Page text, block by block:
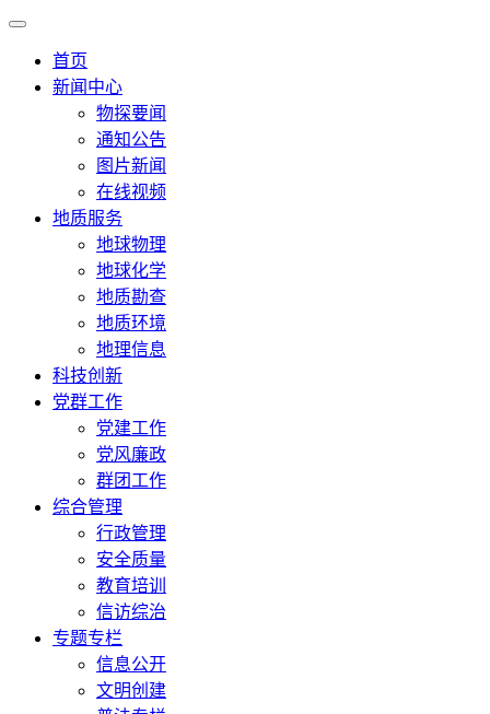
首页
新闻中心
物探要闻
通知公告
图片新闻
在线视频
地质服务
地球物理
地球化学
地质勘查
地质环境
地理信息
科技创新
党群工作
党建工作
党风廉政
群团工作
综合管理
行政管理
安全质量
教育培训
信访综治
专题专栏
信息公开
文明创建